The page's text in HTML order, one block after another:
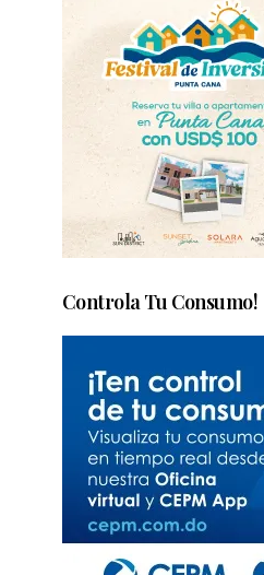
Controla Tu Consumo!